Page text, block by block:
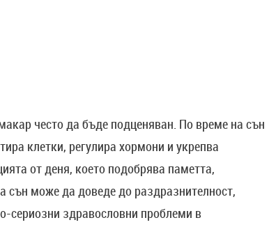
често да бъде подценяван. По време на сън
клетки, регулира хормони и укрепва
от деня, което подобрява паметта,
сън може да доведе до раздразнителност,
сериозни здравословни проблеми в